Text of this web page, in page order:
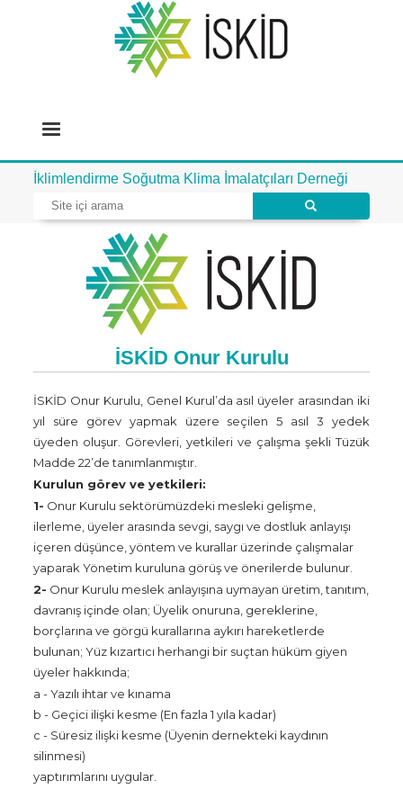
İklimlendirme Soğutma Klima İmalatçıları Derneği
İSKİD Onur Kurulu
İSKİD Onur Kurulu, Genel Kurul’da asıl üyeler arasından iki
yıl süre görev yapmak üzere seçilen 5 asıl 3 yedek
üyeden oluşur. Görevleri, yetkileri ve çalışma şekli Tüzük
Madde 22’de tanımlanmıştır.
Kurulun görev ve yetkileri:
1- Onur Kurulu sektörümüzdeki mesleki gelişme,
ilerleme, üyeler arasında sevgi, saygı ve dostluk anlayışı
içeren düşünce, yöntem ve kurallar üzerinde çalışmalar
yaparak Yönetim kuruluna görüş ve önerilerde bulunur.
2- Onur Kurulu meslek anlayışına uymayan üretim, tanıtım,
davranış içinde olan; Üyelik onuruna, gereklerine,
borçlarına ve görgü kurallarına aykırı hareketlerde
bulunan; Yüz kızartıcı herhangi bir suçtan hüküm giyen
üyeler hakkında;
a - Yazılı ihtar ve kınama
b - Geçici ilişki kesme (En fazla 1 yıla kadar)
c - Süresiz ilişki kesme (Üyenin dernekteki kaydının
silinmesi)
yaptırımlarını uygular.